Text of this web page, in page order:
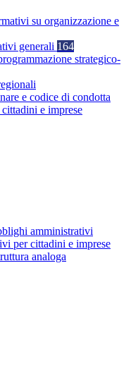
su organizzazione e
generali 164
strategico-
e codice di condotta
e imprese
amministrativi
per cittadini e imprese
analoga